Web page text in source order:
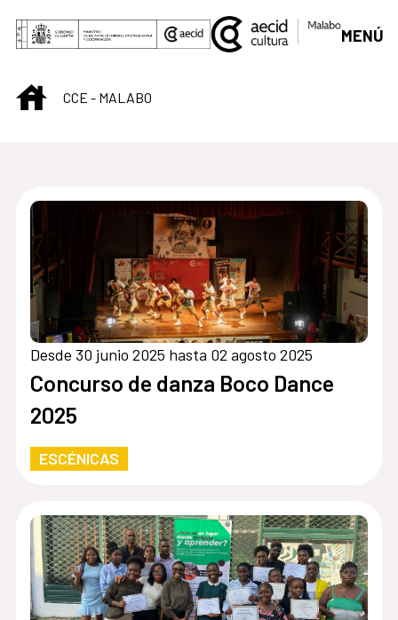
Saltar al contenido principal
MENÚ
INICIOCCE - MALABO
Desde 30 junio 2025 hasta 02 agosto 2025
Concurso de danza Boco Dance
2025
ESCÉNICAS